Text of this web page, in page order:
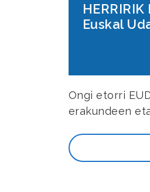
HERRIRIK
Euskal
Ongi etorri
erakundeen